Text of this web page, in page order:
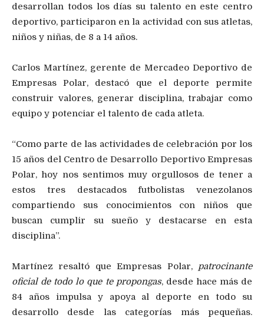
desarrollan todos los días su talento en este centro
deportivo, participaron en la actividad con sus atletas,
niños y niñas, de 8 a 14 años.
Carlos Martínez, gerente de Mercadeo Deportivo de
Empresas Polar, destacó que el deporte permite
construir valores, generar disciplina, trabajar como
equipo y potenciar el talento de cada atleta.
“Como parte de las actividades de celebración por los
15 años del Centro de Desarrollo Deportivo Empresas
Polar, hoy nos sentimos muy orgullosos de tener a
estos tres destacados futbolistas venezolanos
compartiendo sus conocimientos con niños que
buscan cumplir su sueño y destacarse en esta
disciplina”.
Martínez resaltó que Empresas Polar, patrocinante
oficial de todo lo que te propongas, desde hace más de
84 años impulsa y apoya al deporte en todo su
desarrollo desde las categorías más pequeñas.